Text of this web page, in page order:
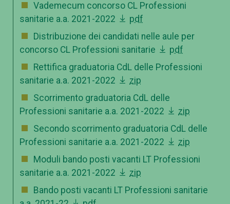
Vademecum concorso CL Professioni
sanitarie a.a. 2021-2022
pdf
Distribuzione dei candidati nelle aule per
concorso CL Professioni sanitarie
pdf
Rettifica graduatoria CdL delle Professioni
sanitarie a.a. 2021-2022
zip
Scorrimento graduatoria CdL delle
Professioni sanitarie a.a. 2021-2022
zip
Secondo scorrimento graduatoria CdL delle
Professioni sanitarie a.a. 2021-2022
zip
Moduli bando posti vacanti LT Professioni
sanitarie a.a. 2021-2022
zip
Bando posti vacanti LT Professioni sanitarie